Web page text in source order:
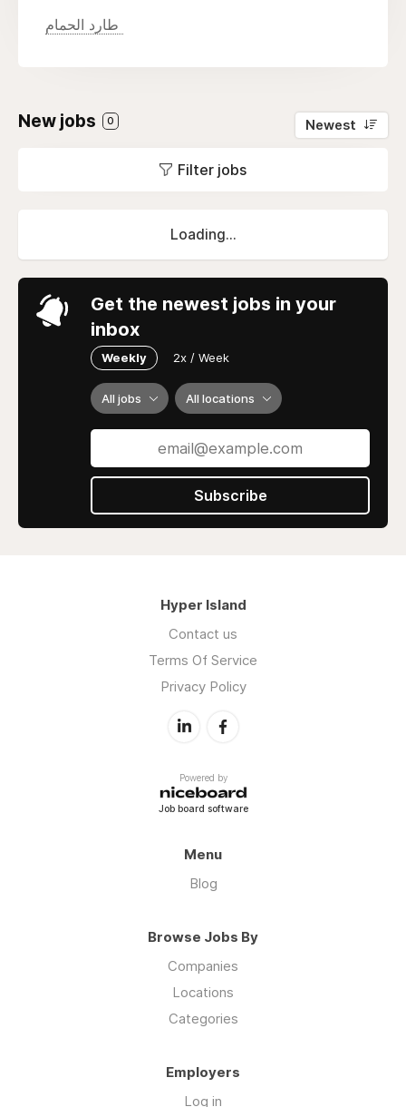
New jobs 0 Newest
Filter jobs
Loading...
Get the newest jobs in your
inbox
Weekly 2x / Week
All jobs All locations
Subscribe
Hyper Island
Contact us
Terms Of Service
Privacy Policy
Powered by
Job board software
Menu
Blog
Browse Jobs By
Companies
Locations
Categories
Employers
Log in